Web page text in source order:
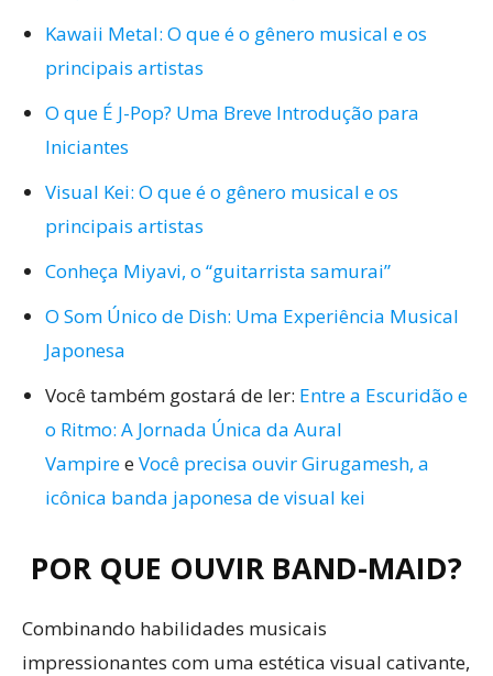
Kawaii Metal: O que é o gênero musical e os
principais artistas
O que É J-Pop? Uma Breve Introdução para
Iniciantes
Visual Kei: O que é o gênero musical e os
principais artistas
Conheça Miyavi, o “guitarrista samurai”
O Som Único de Dish: Uma Experiência Musical
Japonesa
Você também gostará de ler: Entre a Escuridão e
o Ritmo: A Jornada Única da Aural
VampireeVocê precisa ouvir Girugamesh, a
icônica banda japonesa de visual kei
POR QUE OUVIR BAND-MAID?
Combinando habilidades musicais
impressionantes com uma estética visual cativante,